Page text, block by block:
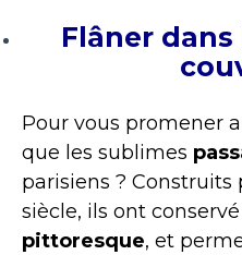
Flâner dans
Pour vous promener
que les sublimes
parisiens ? Construits
siècle, ils ont
pittoresque, et